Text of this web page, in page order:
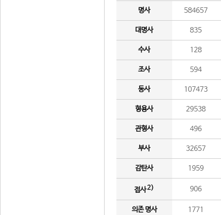
명사 584657
대명사 835
수사 128
조사 594
동사 107473
형용사 29538
관형사 496
부사 32657
감탄사 1959
접사2) 906
의존 명사 1771